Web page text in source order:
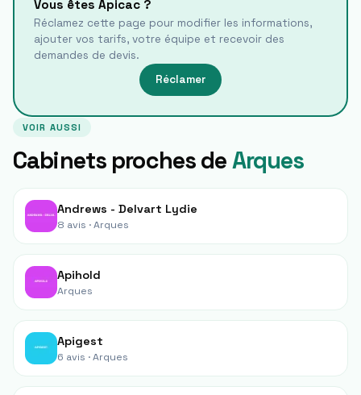
Vous êtes Apicac ?
Réclamez cette page pour modifier les informations,
ajouter vos tarifs, votre équipe et recevoir des
demandes de devis.
Réclamer
VOIR AUSSI
Cabinets proches deArques
Andrews - Delvart Lydie
8 avis ·Arques
Apihold
Arques
Apigest
6 avis ·Arques